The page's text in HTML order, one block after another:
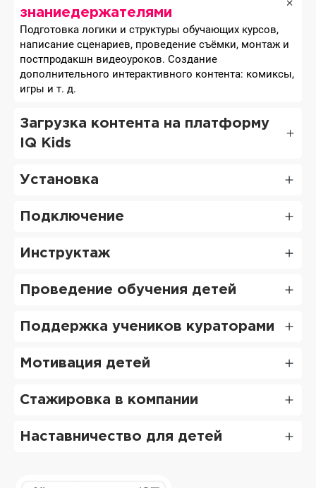
знаниедержателями
Подготовка логики и структуры обучающих курсов,
написание сценариев, проведение съёмки, монтаж и
постпродакшн видеоуроков. Создание
дополнительного интерактивного контента: комиксы,
игры и т. д.
Загрузка контента на платформу
IQ Kids
Установка
Подключение
Инструктаж
Проведение обучения детей
Поддержка учеников кураторами
Мотивация детей
Стажировка в компании
Наставничество для детей